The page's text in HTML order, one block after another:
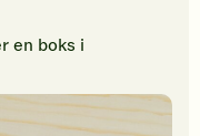
en boks i